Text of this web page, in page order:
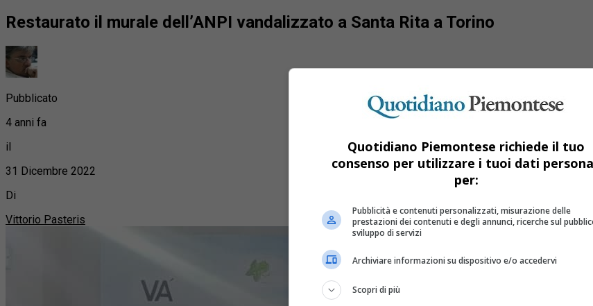
Restaurato il murale dell’ANPI vandalizzato a Santa Rita a Torino
Pubblicato
4 anni fa
il
31 Dicembre 2022
Di
Vittorio Pasteris
Quotidiano Piemontese richiede il tuo
consenso per utilizzare i tuoi dati
per:
Pubblicità e contenuti personalizzati, misurazione delle
prestazioni dei contenuti e degli annunci, ricerche sul
sviluppo di servizi
Archiviare informazioni su dispositivo e/o accedervi
Scopri di più